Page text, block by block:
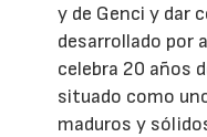
y de Genci y dar
desarrollado por
celebra 20 años
situado como
maduros y